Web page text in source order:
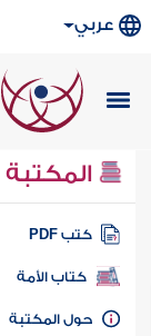
عربي
المكتبة
كتب PDF
كتاب الأمة